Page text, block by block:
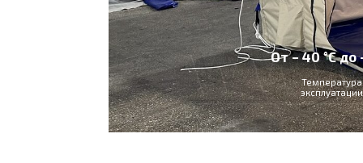
Температура
эксплуатации